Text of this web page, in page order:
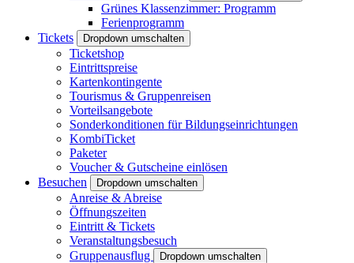
Grünes Klassenzimmer: Programm
Ferienprogramm
Tickets
Dropdown umschalten
Ticketshop
Eintrittspreise
Kartenkontingente
Tourismus & Gruppenreisen
Vorteilsangebote
Sonderkonditionen für Bildungseinrichtungen
KombiTicket
Paketer
Voucher & Gutscheine einlösen
Besuchen
Dropdown umschalten
Anreise & Abreise
Öffnungszeiten
Eintritt & Tickets
Veranstaltungsbesuch
Gruppenausflug
Dropdown umschalten